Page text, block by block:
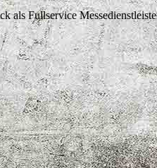
als Fullservice